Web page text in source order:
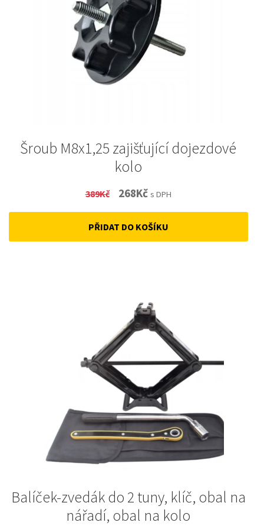
Šroub M8x1,25 zajišťující dojezdové
kolo
389Kč
Original
price
was:
268KčCurrent
price
is:
s DPH
PŘIDAT DO KOŠÍKU
Balíček-zvedák do 2 tuny, klíč, obal na
nářadí, obal na kolo